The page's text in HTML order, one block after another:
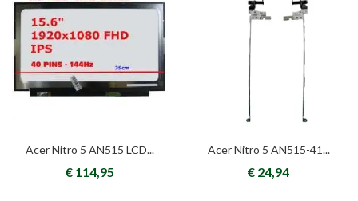
Acer Nitro 5 AN515 LCD...
€ 114,95
Acer Nitro 5 AN515-41...
€ 24,94